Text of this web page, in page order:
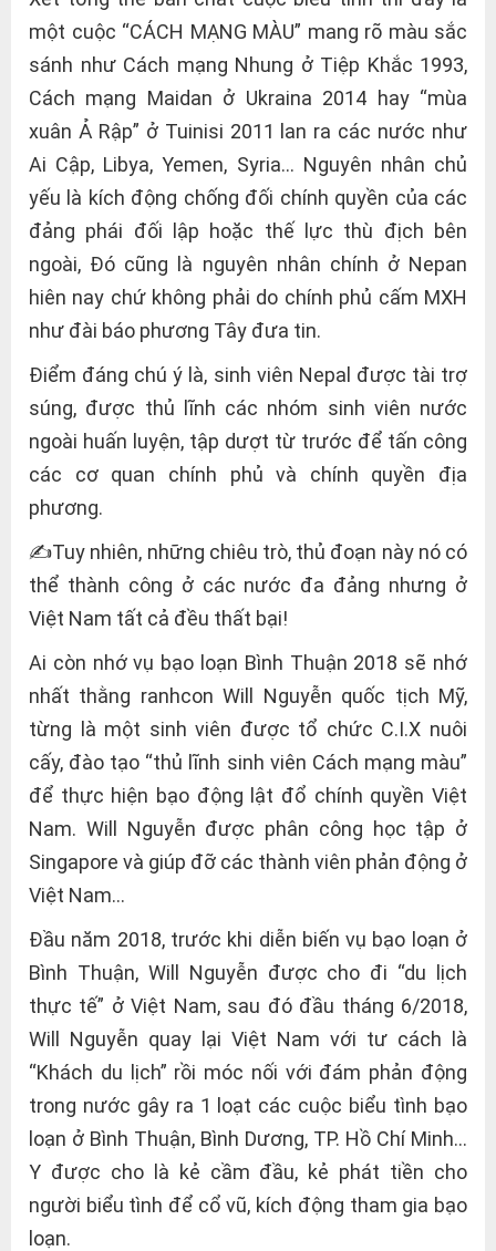
một cuộc “CÁCH MẠNG MÀU” mang rõ màu sắc
sánh như Cách mạng Nhung ở Tiệp Khắc 1993,
Cách mạng Maidan ở Ukraina 2014 hay “mùa
xuân Ả Rập” ở Tuinisi 2011 lan ra các nước như
Ai Cập, Libya, Yemen, Syria… Nguyên nhân chủ
yếu là kích động chống đối chính quyền của các
đảng phái đối lập hoặc thế lực thù địch bên
ngoài, Đó cũng là nguyên nhân chính ở Nepan
hiên nay chứ không phải do chính phủ cấm MXH
như đài báo phương Tây đưa tin.
Điểm đáng chú ý là, sinh viên Nepal được tài trợ
súng, được thủ lĩnh các nhóm sinh viên nước
ngoài huấn luyện, tập dượt từ trước để tấn công
các cơ quan chính phủ và chính quyền địa
phương.
✍️Tuy nhiên, những chiêu trò, thủ đoạn này nó có
thể thành công ở các nước đa đảng nhưng ở
Việt Nam tất cả đều thất bại!
Ai còn nhớ vụ bạo loạn Bình Thuận 2018 sẽ nhớ
nhất thằng ranhcon Will Nguyễn quốc tịch Mỹ,
từng là một sinh viên được tổ chức C.I.X nuôi
cấy, đào tạo “thủ lĩnh sinh viên Cách mạng màu”
để thực hiện bạo động lật đổ chính quyền Việt
Nam. Will Nguyễn được phân công học tập ở
Singapore và giúp đỡ các thành viên phản động ở
Việt Nam…
Đầu năm 2018, trước khi diễn biến vụ bạo loạn ở
Bình Thuận, Will Nguyễn được cho đi “du lịch
thực tế” ở Việt Nam, sau đó đầu tháng 6/2018,
Will Nguyễn quay lại Việt Nam với tư cách là
“Khách du lịch” rồi móc nối với đám phản động
trong nước gây ra 1 loạt các cuộc biểu tình bạo
loạn ở Bình Thuận, Bình Dương, TP. Hồ Chí Minh…
Y được cho là kẻ cầm đầu, kẻ phát tiền cho
người biểu tình để cổ vũ, kích động tham gia bạo
loạn.